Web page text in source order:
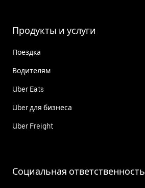
Продукты и услуги
Поездка
Водителям
Uber Eats
Uber для бизнеса
Uber Freight
Социальная ответственность